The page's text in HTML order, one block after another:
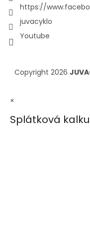
https://
juvacyklo
Youtube
Copyright 2026
×
Splátková